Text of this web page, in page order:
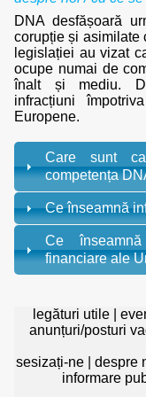
DNA desfășoară
corupție și asimilate
legislației au vizat
ocupe numai de
înalt și mediu.
infracțiuni
Europene.
Care sunt
competența
Ce înseamnă
Ce
financiare ale
legături utile
anunțuri/posturi
sesizați-ne| despre
informare